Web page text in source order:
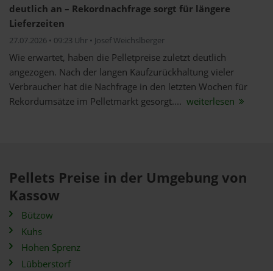
deutlich an – Rekordnachfrage sorgt für längere
Lieferzeiten
27.07.2026 • 09:23 Uhr • Josef Weichslberger
Wie erwartet, haben die Pelletpreise zuletzt deutlich
angezogen. Nach der langen Kaufzurückhaltung vieler
Verbraucher hat die Nachfrage in den letzten Wochen für
Rekordumsätze im Pelletmarkt gesorgt.... weiterlesen
Pellets Preise in der Umgebung von
Kassow
Bützow
Kuhs
Hohen Sprenz
Lübberstorf